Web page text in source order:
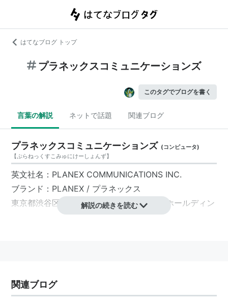
はてなブログ トップ
プラネックスコミュニケーションズ
このタグでブログを書く
言葉の解説 ネットで話題 関連ブログ
プラネックスコミュニケーションズ (コンピュータ)
【ぷらねっくすこみゅにけーしょんず】
英文社名：PLANEX COMMUNICATIONS INC.
ブランド： PLANEX / プラネックス
東京都渋谷区 に本社をおく、 プラネックスホールディン
傘下の会社。
保守
広域無線ネットワークシステムの導入支援サービス
解説の続きを読む
関連ブログ